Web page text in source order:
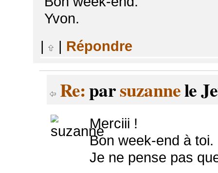
Yvon.
|
| Répondre
Re:parsuzannele
Merciii !
Bon week-end à toi.
Je ne pense pas